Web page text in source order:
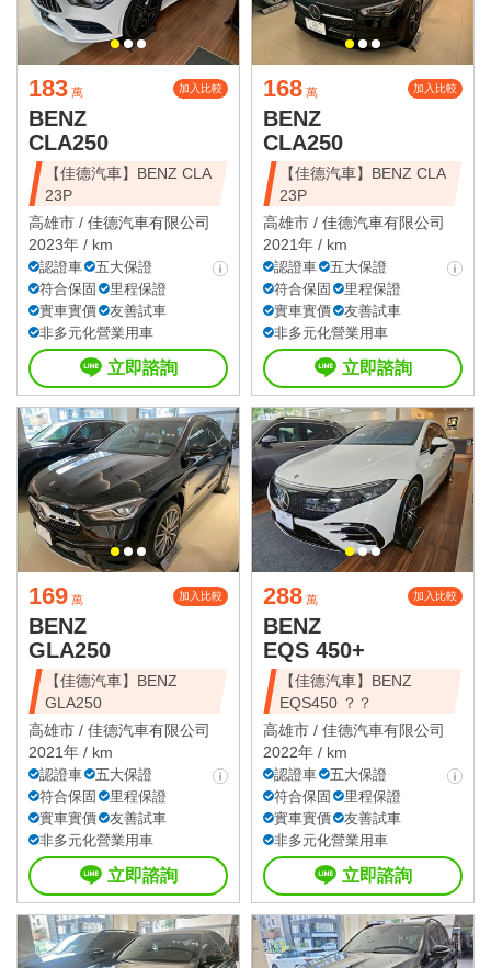
183 萬 加入比較
BENZ
CLA250
【佳德汽車】BENZ CLA
23P
高雄市 / 佳德汽車有限公司
2023年 / km
認證車
五大保證
符合保固
里程保證
實車實價
友善試車
非多元化營業用車
立即諮詢
168 萬 加入比較
BENZ
CLA250
【佳德汽車】BENZ CLA
23P
高雄市 / 佳德汽車有限公司
2021年 / km
認證車
五大保證
符合保固
里程保證
實車實價
友善試車
非多元化營業用車
立即諮詢
169 萬 加入比較
BENZ
GLA250
【佳德汽車】BENZ
GLA250
高雄市 / 佳德汽車有限公司
2021年 / km
認證車
五大保證
符合保固
里程保證
實車實價
友善試車
非多元化營業用車
立即諮詢
288 萬 加入比較
BENZ
EQS 450+
【佳德汽車】BENZ
EQS450 ？？
高雄市 / 佳德汽車有限公司
2022年 / km
認證車
五大保證
符合保固
里程保證
實車實價
友善試車
非多元化營業用車
立即諮詢